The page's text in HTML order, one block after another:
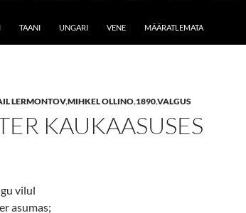
TAANI UNGARI VENE MÄÄRATLEMATA
LERMONTOV,MIHKEL OLLINO,1890,VALGUS
KAUKAASUSES
vilul
asumas;